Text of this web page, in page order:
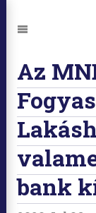
Navigáció
Az
bank